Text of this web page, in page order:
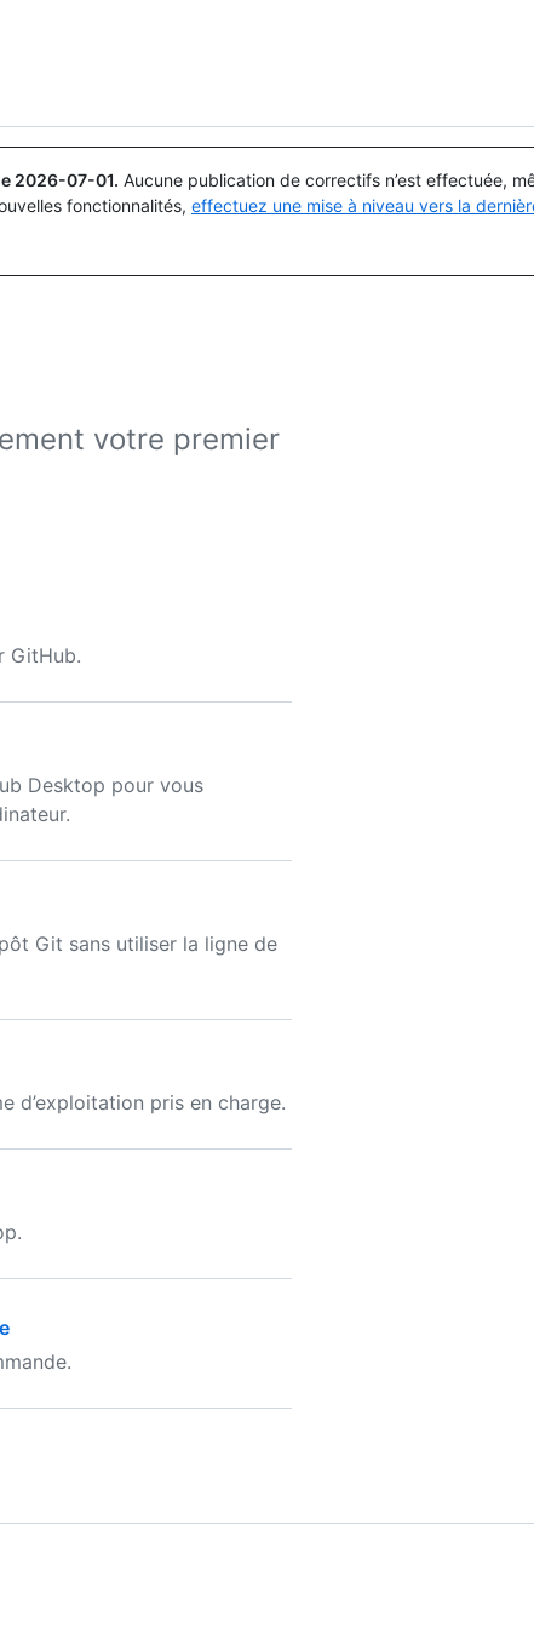
2026-07-01. Aucune publication de correctifs n’est effectuée,
fonctionnalités, effectuez une mise à niveau vers la
votre premier
GitHub.
Desktop pour vous
Git sans utiliser la ligne de
d’exploitation pris en charge.